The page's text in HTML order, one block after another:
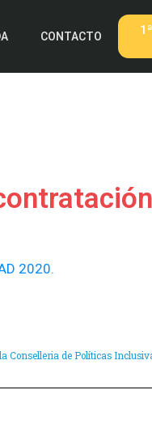
CONTACTO
2020.
Conselleria de Políticas